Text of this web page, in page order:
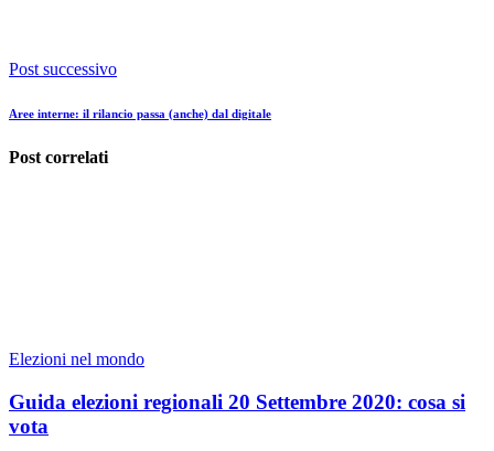
Post successivo
Aree interne: il rilancio passa (anche) dal digitale
Post correlati
Elezioni nel mondo
Guida elezioni regionali 20 Settembre 2020: cosa si
vota